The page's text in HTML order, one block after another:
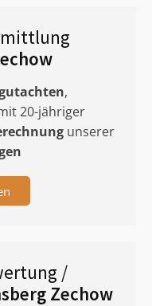
,
20-jähriger
unserer
/
Zechow